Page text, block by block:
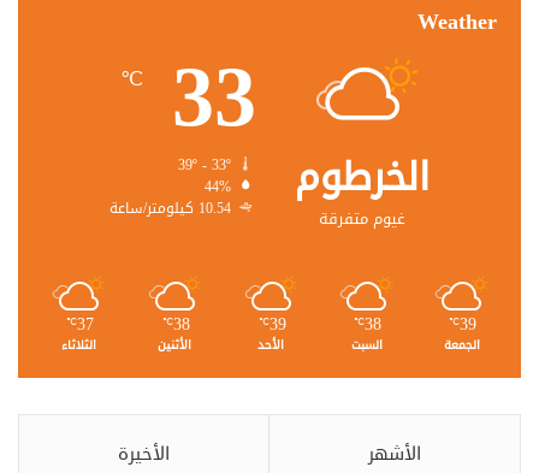
Weather
الخرطوم
غيوم متفرقة
33
℃
44%
10.54 كيلومتر/ساعة
39
℃
الجمعة
38
℃
السبت
39
℃
الأحد
38
℃
الأثنين
37
℃
الثلاثاء
الأشهر الأخيرة